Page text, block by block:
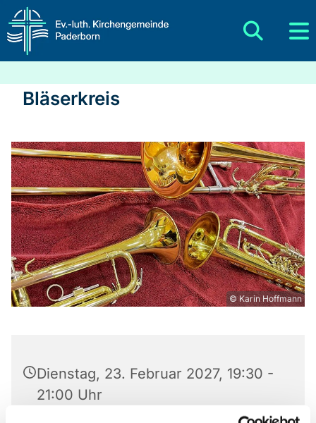
Bläserkreis
© Karin Hoffmann
Dienstag, 23. Februar 2027, 19:30 -
21:00 Uhr